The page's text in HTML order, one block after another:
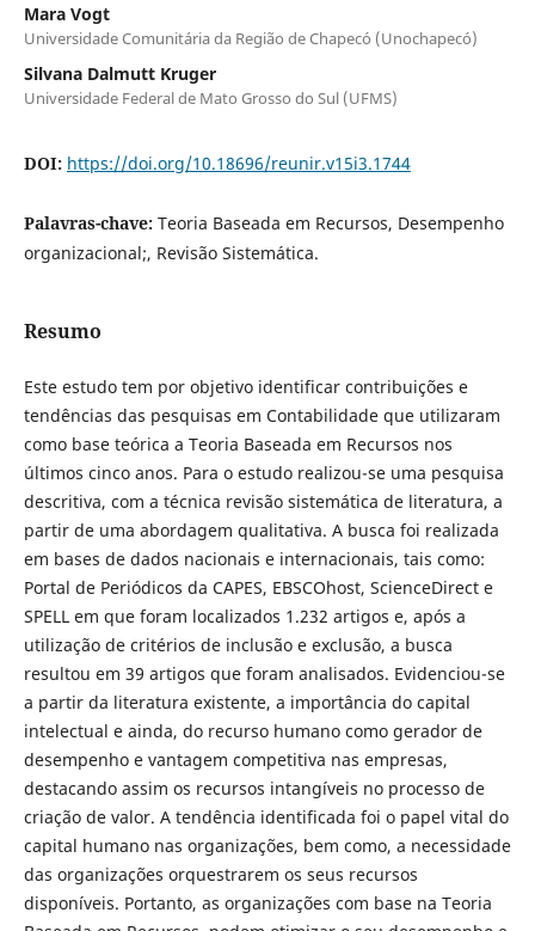
Mara Vogt
Universidade Comunitária da Região de Chapecó (Unochapecó)
Silvana Dalmutt Kruger
Universidade Federal de Mato Grosso do Sul (UFMS)
DOI: https://doi.org/10.18696/reunir.v15i3.1744
Palavras-chave: Teoria Baseada em Recursos, Desempenho
organizacional;, Revisão Sistemática.
Resumo
Este estudo tem por objetivo identificar contribuições e
tendências das pesquisas em Contabilidade que utilizaram
como base teórica a Teoria Baseada em Recursos nos
últimos cinco anos. Para o estudo realizou-se uma pesquisa
descritiva, com a técnica revisão sistemática de literatura, a
partir de uma abordagem qualitativa. A busca foi realizada
em bases de dados nacionais e internacionais, tais como:
Portal de Periódicos da CAPES, EBSCOhost, ScienceDirect e
SPELL em que foram localizados 1.232 artigos e, após a
utilização de critérios de inclusão e exclusão, a busca
resultou em 39 artigos que foram analisados. Evidenciou-se
a partir da literatura existente, a importância do capital
intelectual e ainda, do recurso humano como gerador de
desempenho e vantagem competitiva nas empresas,
destacando assim os recursos intangíveis no processo de
criação de valor. A tendência identificada foi o papel vital do
capital humano nas organizações, bem como, a necessidade
das organizações orquestrarem os seus recursos
disponíveis. Portanto, as organizações com base na Teoria